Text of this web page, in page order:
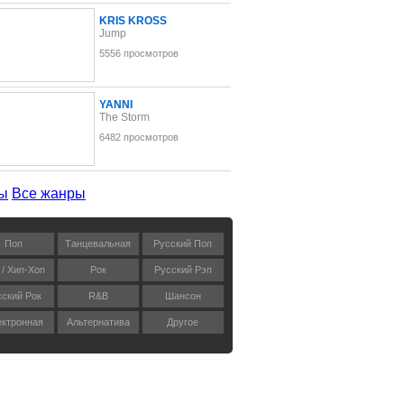
KRIS KROSS
Jump
5556 просмотров
YANNI
The Storm
6482 просмотров
Все жанры
Поп Танцевальная Русский Поп
/ Хип-Хоп Рок Русский Рэп
Рок R&B Шансон
Альтернатива Другое